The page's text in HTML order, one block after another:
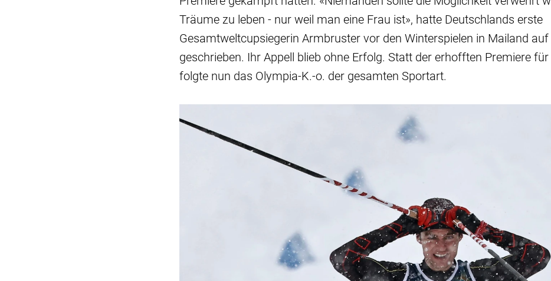
Träume zu leben - nur weil man eine Frau ist», hatte Deutschlands erste
Gesamtweltcupsiegerin Armbruster vor den Winterspielen in Mailand
geschrieben. Ihr Appell blieb ohne Erfolg. Statt der erhofften Premiere für
folgte nun das Olympia-K.-o. der gesamten Sportart.